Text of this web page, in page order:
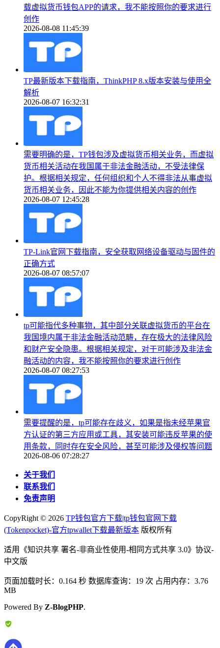
载虚拟货币钱包APP的请求，我不能按照你的要求进行
创作
2026-08-08 11:45:39
TP最新版本下载指南，ThinkPHP 8.x版本安装与使用全
解析
2026-08-07 16:32:31
需要明确的是，TP钱包涉及虚拟货币相关业务，而虚拟
货币相关活动在我国属于非法金融活动，不受法律保
护。根据相关规定，任何组织和个人不得非法从事虚拟
货币相关业务，因此不能为你提供相关内容的创作
2026-08-07 12:45:28
TP-Link官网下载指南，安全获取网络设备驱动与固件的
正确方式
2026-08-07 08:57:07
tp可能指代多种事物，其中部分关联虚拟货币的平台在
我国境内属于非法金融活动范畴，存在极大的法律风险
和财产安全隐患。根据相关规定，对于可能涉及非法金
融活动的内容，我不能按照你的要求进行创作
2026-08-07 08:27:53
需要提醒的是，tp可能存在歧义，如果是指未经苹果官
方认证的第三方应用或工具，其安装可能违反苹果的使
用条款，同时存在安全风险，甚至可能涉及侵权等问题
2026-08-06 07:28:27
关于我们
联系我们
免责声明
CopyRight © 2026 TP钱包官方下载|tp钱包官网下载
(Tokenpocket)-官方tpwallet下载最新版本 版权所有
适用《知识共享 署名-非商业性使用-相同方式共享 3.0》协议-
中文版
页面加载时长：0.164 秒 数据库查询：19 次 占用内存：3.76
MB
Powered By Z-BlogPHP.